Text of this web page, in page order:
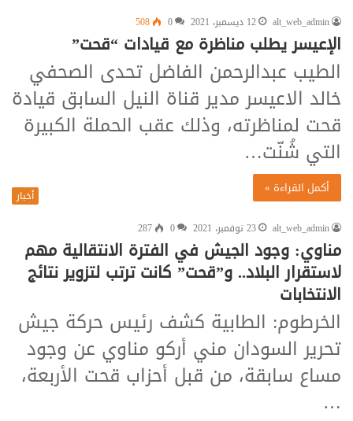
alt_web_admin
12 ديسمبر، 2021 0
508
الإعيسر يطلب مناظرة مع قيادات “قحت”
الطيب عبدالرحمن الفاضل تحدى الصحفي
خالد الاعيسر مدير قناة النيل السابق قيادة
قحت لمناظرته، وذلك عقب الحملة الكبيرة
التي شُنّت…
أكمل القراءة »
أخبار
alt_web_admin
23 نوفمبر، 2021 0
287
مناوي: وجود الجيش في الفترة الانتقالية مهم
لاستقرار البلاد.. و”قحت” كانت ترتب لتزوير نتائج
الانتخابات
الخرطوم: الطابية كشف رئيس حركة جيش
تحرير السودان مني أركو مناوي عن وجود
مساع سابقة، من قبل أحزاب قحت الأربعة،
…